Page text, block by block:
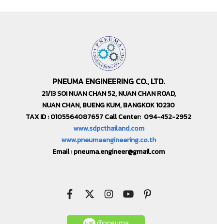
PNEUMA ENGINEERING CO., LTD.
21/13 SOI NUAN CHAN 52, NUAN CHAN ROAD,
NUAN CHAN, BUENG KUM, BANGKOK 10230
TAX ID : 0105564087657 Call Center: 094-452-2952
www.sdpcthailand.com
www.pneumaengineering.co.th
Email :pneuma.engineer@gmail.com